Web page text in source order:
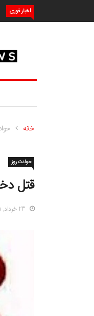
اخبار فوری
خانه
حوادث روز
قتل
23 خرداد, 1401